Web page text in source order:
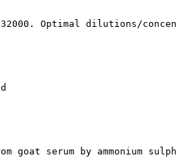
32000. Optimal dilutions/
goat serum by ammonium